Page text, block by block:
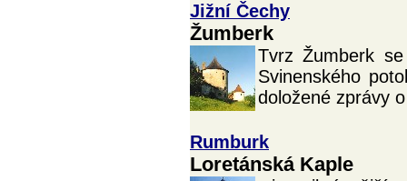
Jižní Čechy
Žumberk
Tvrz Žumberk
Svinenského
doložené zprávy
Rumburk
Loretánská Kaple